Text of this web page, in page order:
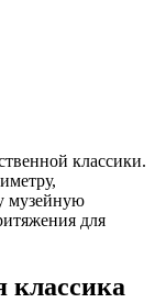
классики.
музейную
для
классика